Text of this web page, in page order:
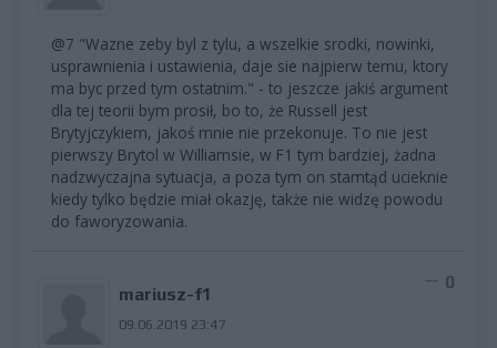
@7 "Wazne zeby byl z tylu, a wszelkie srodki, nowinki,
usprawnienia i ustawienia, daje sie najpierw temu, ktory
ma byc przed tym ostatnim." - to jeszcze jakiś argument
dla tej teorii bym prosił, bo to, że Russell jest
Brytyjczykiem, jakoś mnie nie przekonuje. To nie jest
pierwszy Brytol w Williamsie, w F1 tym bardziej, żadna
nadzwyczajna sytuacja, a poza tym on stamtąd ucieknie
kiedy tylko będzie miał okazję, także nie widzę powodu
do faworyzowania.
mariusz-f1
09.06.2019 23:47
0